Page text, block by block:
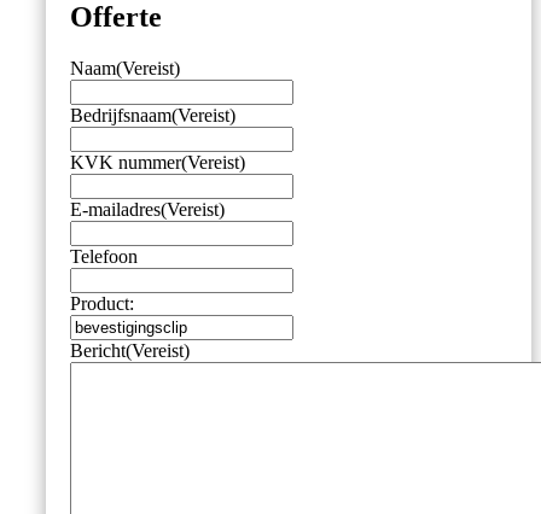
Offerte
Naam(Vereist)
Bedrijfsnaam(Vereist)
KVK nummer(Vereist)
E-mailadres(Vereist)
Telefoon
Product:
Bericht(Vereist)